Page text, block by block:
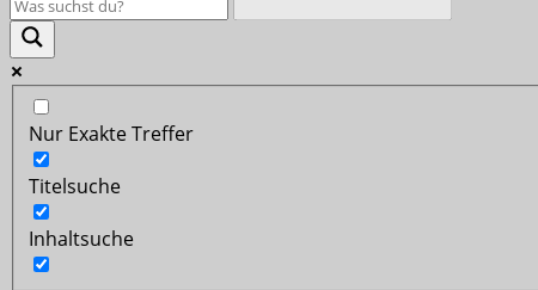
Nur Exakte Treffer
Titelsuche
Inhaltsuche